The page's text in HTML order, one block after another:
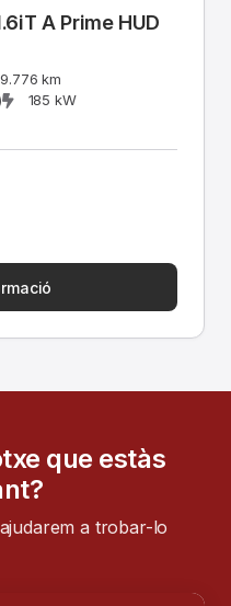
A Prime HUD
9.776 km
185 kW
que estàs
a trobar-lo